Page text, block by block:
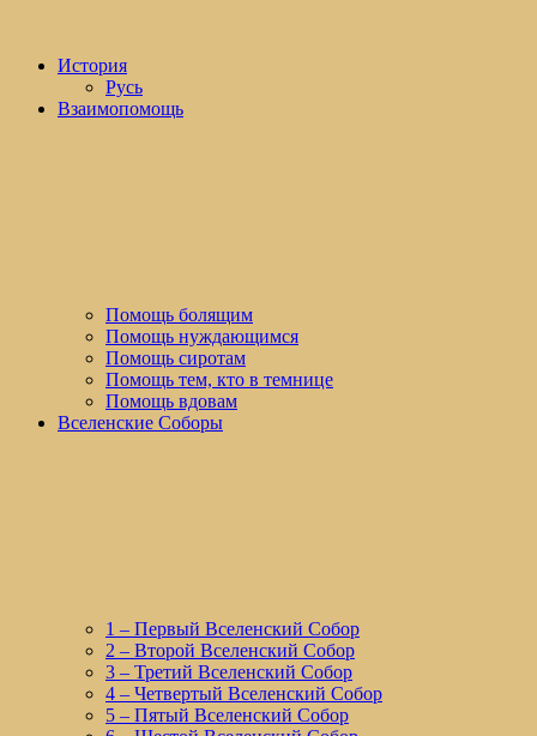
История
Русь
Взаимопомощь
Помощь болящим
Помощь нуждающимся
Помощь сиротам
Помощь тем, кто в темнице
Помощь вдовам
Вселенские Соборы
1 – Первый Вселенский Собор
2 – Второй Вселенский Собор
3 – Третий Вселенский Собор
4 – Четвертый Вселенский Собор
5 – Пятый Вселенский Собор